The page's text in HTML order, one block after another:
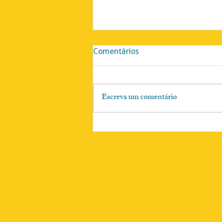
Comentários
Escreva um comentário